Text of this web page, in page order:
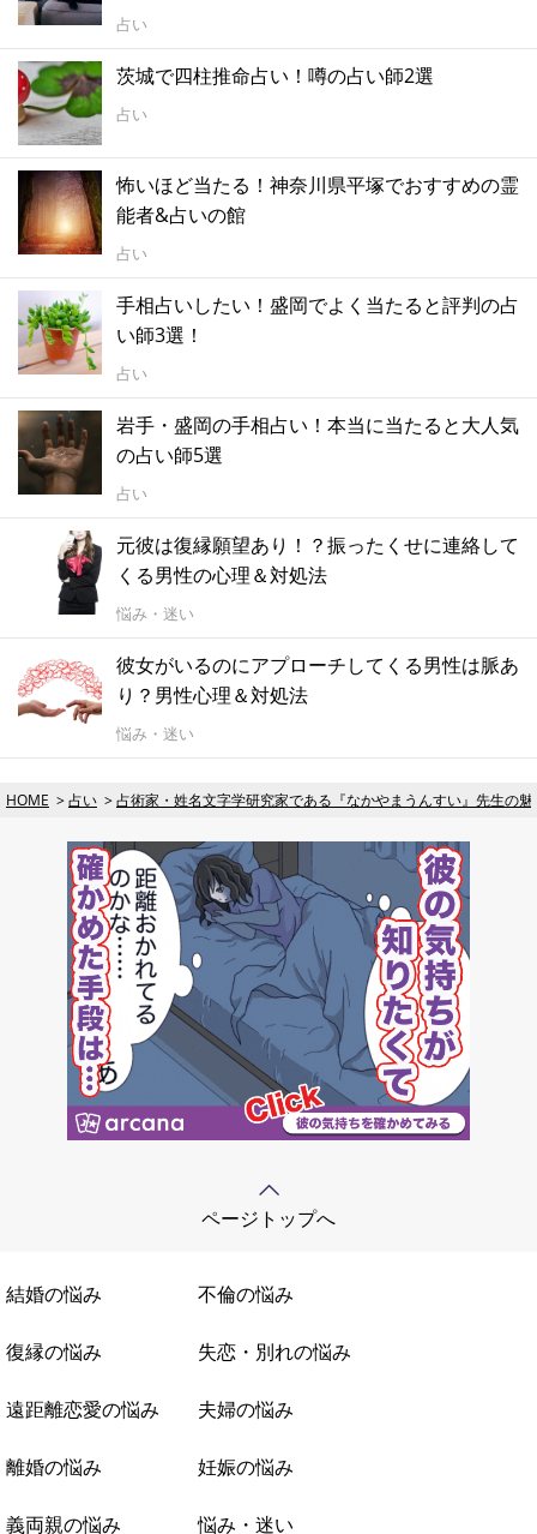
占い
茨城で四柱推命占い！噂の占い師2選
占い
怖いほど当たる！神奈川県平塚でおすすめの霊
能者&占いの館
占い
手相占いしたい！盛岡でよく当たると評判の占
い師3選！
占い
岩手・盛岡の手相占い！本当に当たると大人気
の占い師5選
占い
元彼は復縁願望あり！？振ったくせに連絡して
くる男性の心理＆対処法
悩み・迷い
彼女がいるのにアプローチしてくる男性は脈あ
り？男性心理＆対処法
悩み・迷い
HOME 占い 占術家・姓名文字学研究家である『なかやまうんすい』先生の
ページトップへ
結婚の悩み 不倫の悩み
復縁の悩み 失恋・別れの悩み
遠距離恋愛の悩み 夫婦の悩み
離婚の悩み 妊娠の悩み
義両親の悩み 悩み・迷い